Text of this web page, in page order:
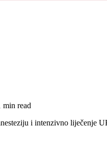
min read
i intenzivno liječenje